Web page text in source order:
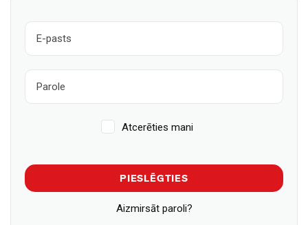
Atcerēties mani
PIESLĒGTIES
Aizmirsāt paroli?